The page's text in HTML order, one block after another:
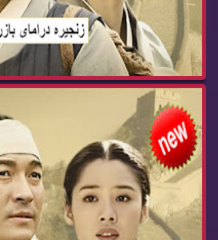
زنجیره‌ درامای بازرگان ئه‌ڵقه‌ی 65 dramay bazrg...